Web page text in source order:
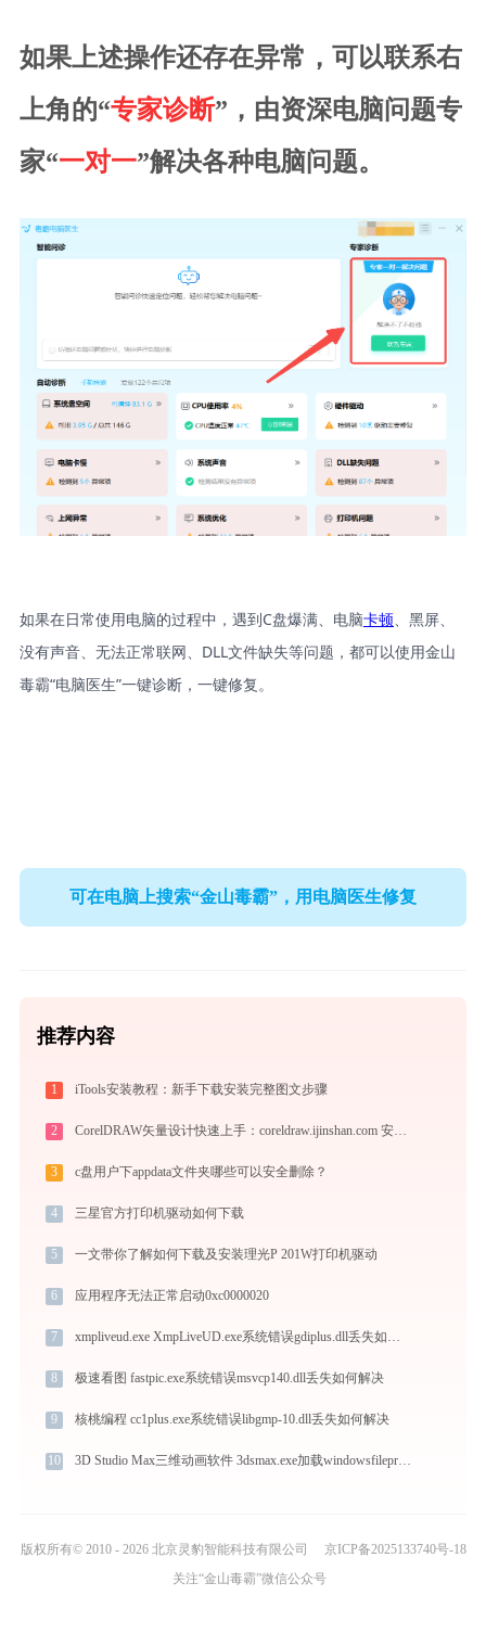
如果上述操作还存在异常，可以联系右
上角的“专家诊断”，由资深电脑问题专
家“一对一”解决各种电脑问题。
如果在日常使用电脑的过程中，遇到C盘爆满、电脑卡顿、黑屏、
没有声音、无法正常联网、DLL文件缺失等问题，都可以使用金山
毒霸“电脑医生”一键诊断，一键修复。
可在电脑上搜索“金山毒霸”，用电脑医生修复
推荐内容
1 iTools安装教程：新手下载安装完整图文步骤
2 CorelDRAW矢量设计快速上手：coreldraw.ijinshan.com 安全绿色安装与核心技巧
3 c盘用户下appdata文件夹哪些可以安全删除？
4 三星官方打印机驱动如何下载
5 一文带你了解如何下载及安装理光P 201W打印机驱动
6 应用程序无法正常启动0xc0000020
7 xmpliveud.exe XmpLiveUD.exe系统错误gdiplus.dll丢失如何解决
8 极速看图 fastpic.exe系统错误msvcp140.dll丢失如何解决
9 核桃编程 cc1plus.exe系统错误libgmp-10.dll丢失如何解决
10 3D Studio Max三维动画软件 3dsmax.exe加载windowsfilepropertymanager.dll文件丢失处理办法
版权所有© 2010 - 2026 北京灵豹智能科技有限公司
京ICP备2025133740号-18
关注“金山毒霸”微信公众号